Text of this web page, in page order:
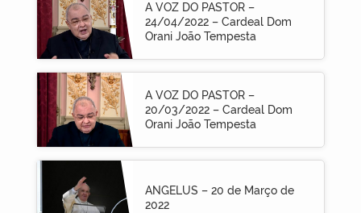
A VOZ DO PASTOR –
24/04/2022 – Cardeal Dom
Orani João Tempesta
A VOZ DO PASTOR –
20/03/2022 – Cardeal Dom
Orani João Tempesta
ANGELUS – 20 de Março de
2022